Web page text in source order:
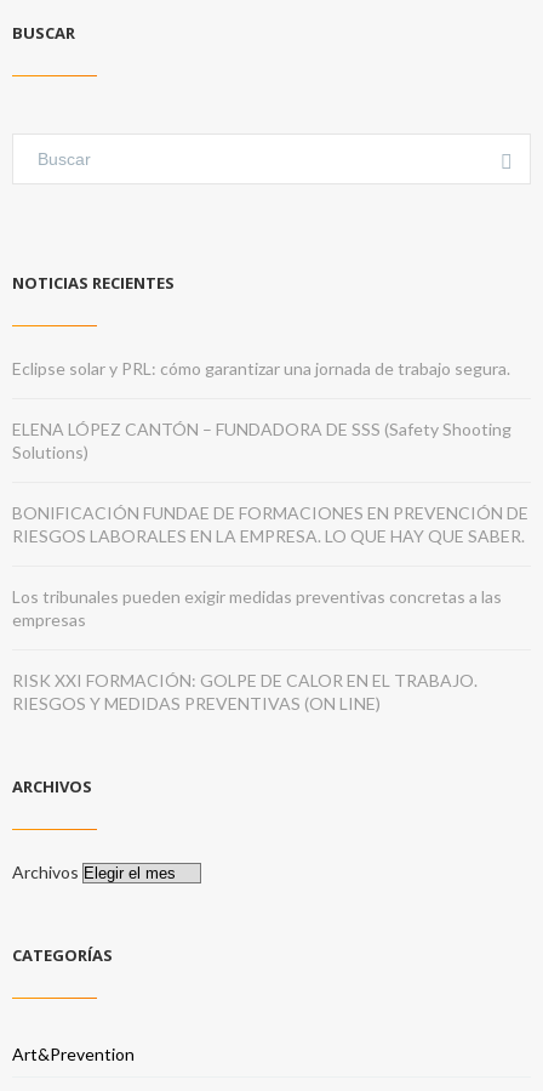
BUSCAR
NOTICIAS RECIENTES
Eclipse solar y PRL: cómo garantizar una jornada de trabajo segura.
ELENA LÓPEZ CANTÓN – FUNDADORA DE SSS (Safety Shooting
Solutions)
BONIFICACIÓN FUNDAE DE FORMACIONES EN PREVENCIÓN DE
RIESGOS LABORALES EN LA EMPRESA. LO QUE HAY QUE SABER.
Los tribunales pueden exigir medidas preventivas concretas a las
empresas
RISK XXI FORMACIÓN: GOLPE DE CALOR EN EL TRABAJO.
RIESGOS Y MEDIDAS PREVENTIVAS (ON LINE)
ARCHIVOS
Archivos
CATEGORÍAS
Art&Prevention